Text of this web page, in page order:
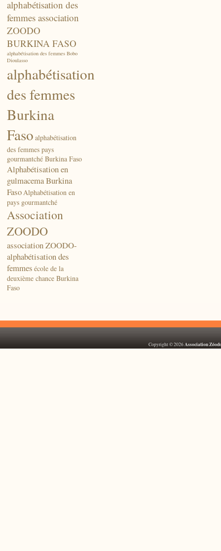
alphabétisation des
femmes association
ZOODO
BURKINA FASO
alphabétisation des femmes Bobo
Dioulasso
alphabétisation
des femmes
Burkina
Faso alphabétisation
des femmes pays
gourmantché Burkina Faso
Alphabétisation en
gulmacema Burkina
FasoAlphabétisation en
pays gourmantché
Association
ZOODO
association ZOODO-
alphabétisation des
femmes école de la
deuxième chance Burkina
Faso
Copyright © 2026Association